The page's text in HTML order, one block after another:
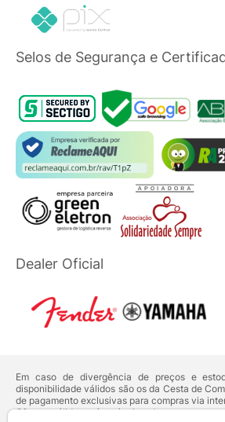
Selos de Segurança e
Dealer Oficial
Em caso de divergência de preços e
disponibilidade válidos são os da Cesta de
de pagamento exclusivas para compras via
Ofertas válidas até o término de nossos